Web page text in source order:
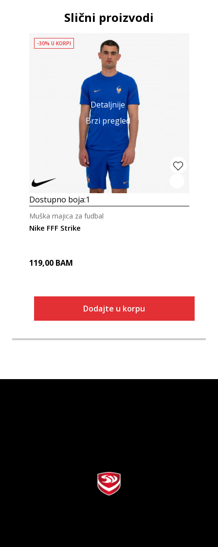
Slični proizvodi
Detaljnije
Brzi pregled
-30% U KORPI
Dostupno boja:1
Nike FFF Strike
Muška majica za fudbal
119,00 BAM
Dodajte u korpu